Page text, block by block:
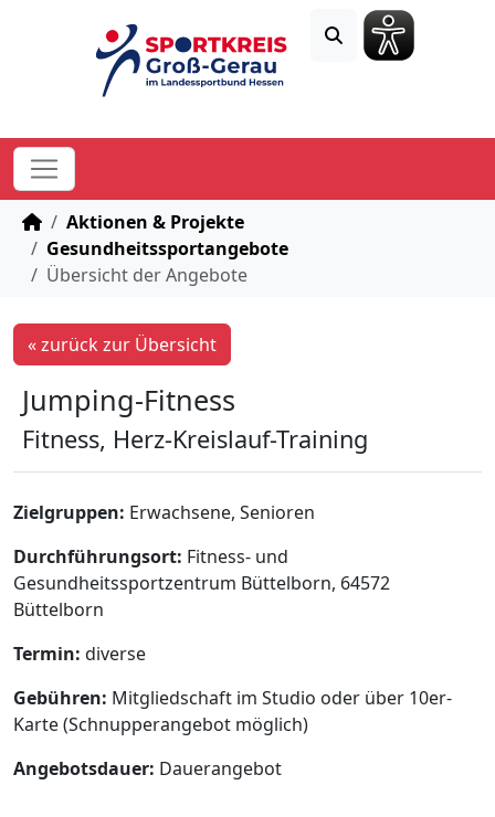
STARTSEITE
Aktionen & Projekte
Gesundheitssportangebote
Übersicht der Angebote
« zurück zur Übersicht
Jumping-Fitness
Fitness, Herz-Kreislauf-Training
Zielgruppen: Erwachsene, Senioren
Durchführungsort: Fitness- und
Gesundheitssportzentrum Büttelborn, 64572
Büttelborn
Termin: diverse
Gebühren: Mitgliedschaft im Studio oder über 10er-
Karte (Schnupperangebot möglich)
Angebotsdauer: Dauerangebot